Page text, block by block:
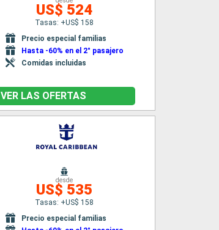
US$ 524
Tasas: +US$ 158
Precio especial familias
Hasta -60% en el 2° pasajero
Comidas incluidas
VER LAS OFERTAS
desde
US$ 535
Tasas: +US$ 158
Precio especial familias